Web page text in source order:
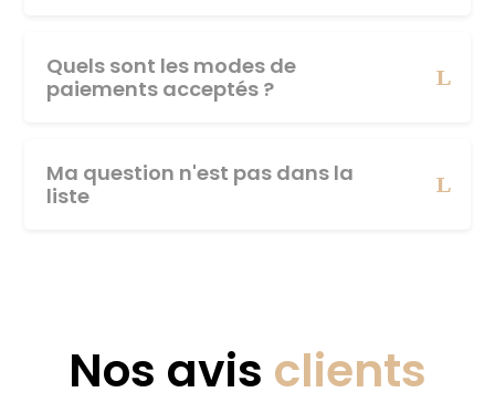
Quels sont les modes de
paiements acceptés ?
Ma question n'est pas dans la
liste
Nos avis clients